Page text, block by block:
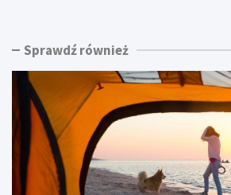
n
a
ł
u
p
i
m
o
r
z
m
Sprawdź również